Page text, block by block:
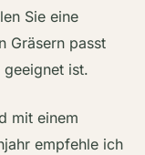
Sie eine
Gräsern passt
ist.
mit einem
empfehle ich